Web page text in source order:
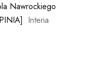
Nawrockiego
Interia